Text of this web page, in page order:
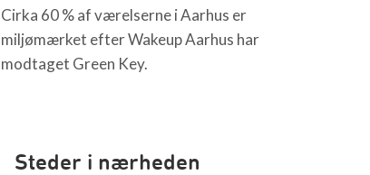
Cirka 60 % af værelserne i Aarhus er
miljømærket efter Wakeup Aarhus har
modtaget Green Key.
Steder i nærheden